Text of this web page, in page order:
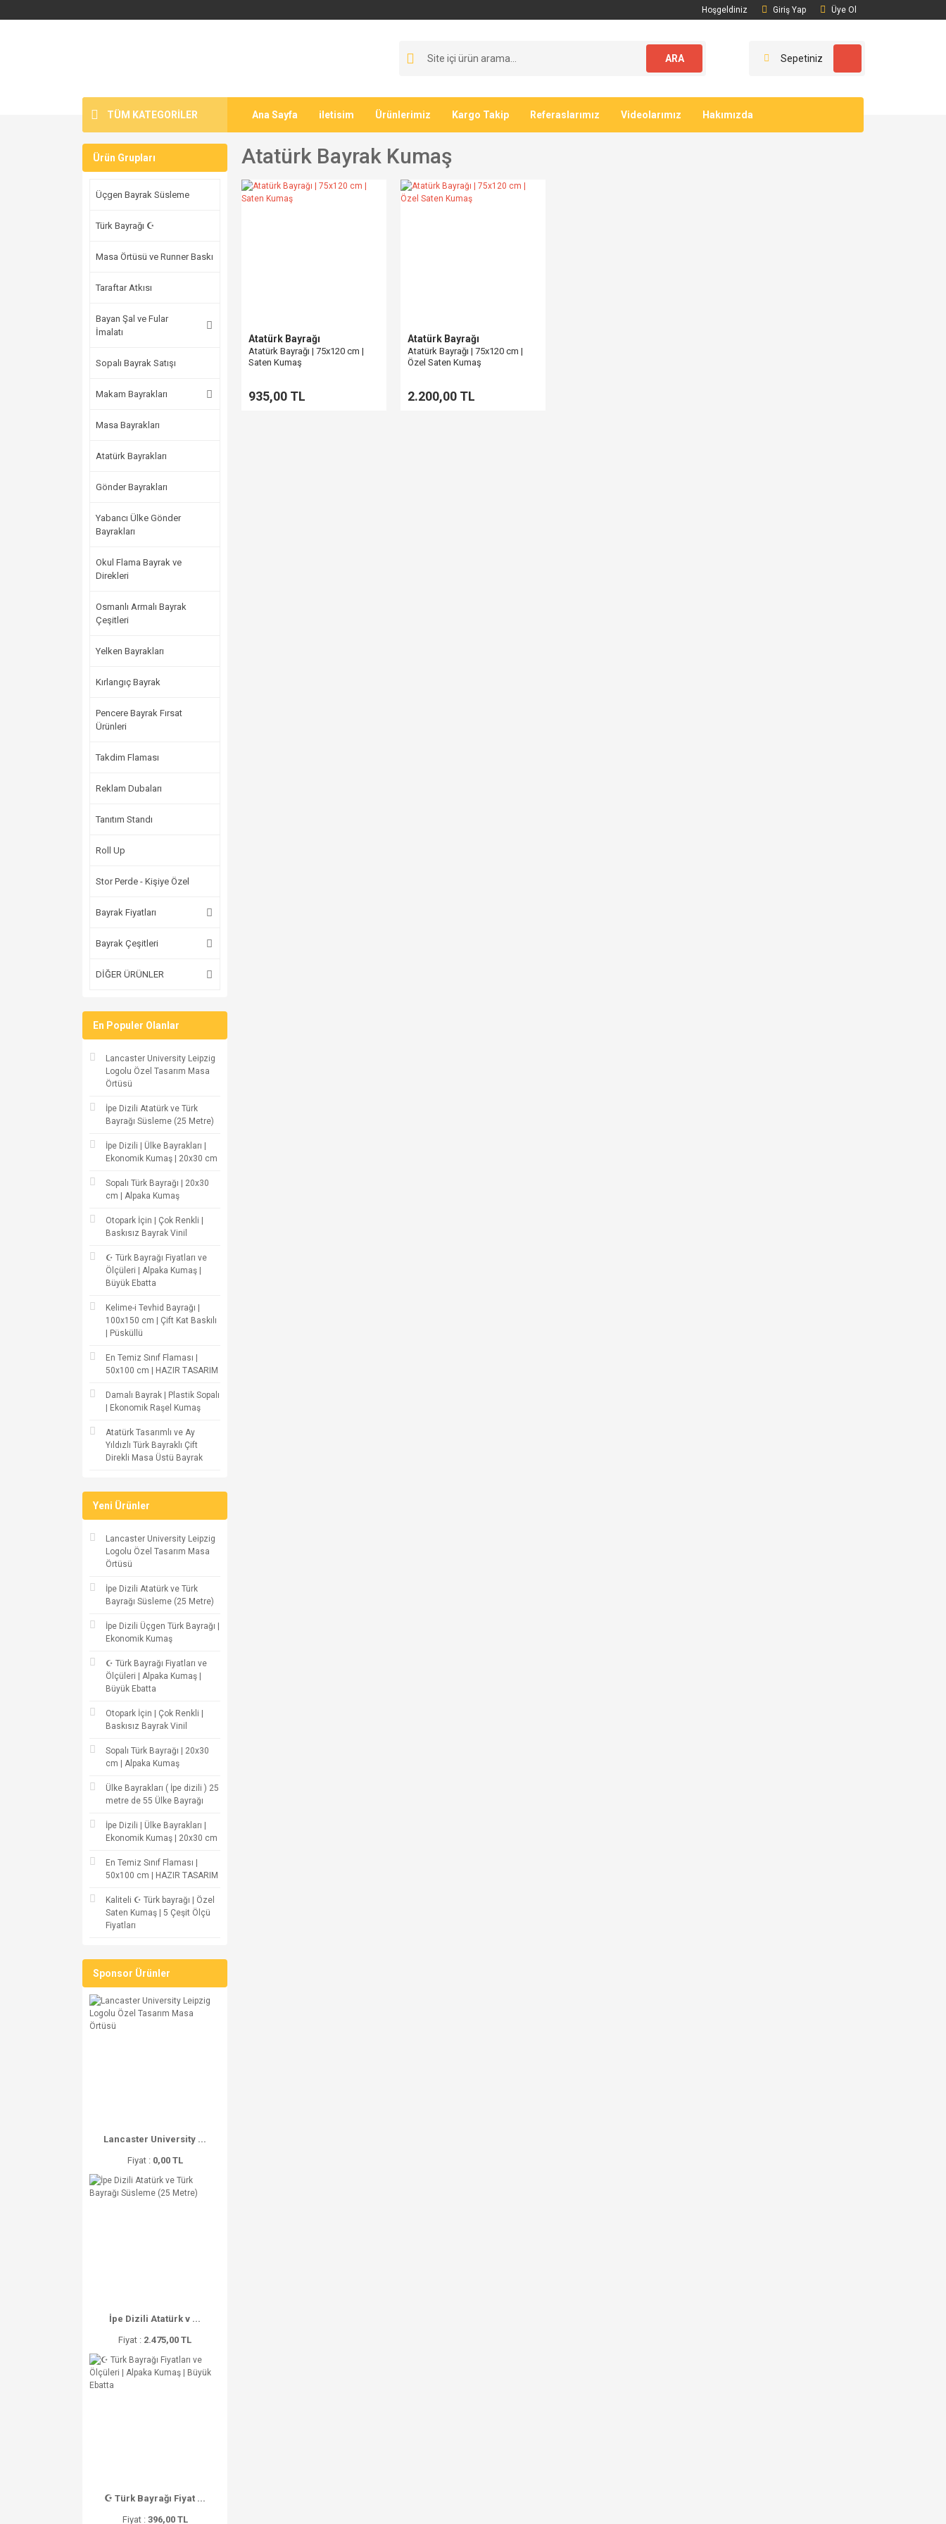
Hoşgeldiniz Giriş Yap Üye Ol
ARA Sepetiniz
TÜM KATEGORİLER Ana Sayfa iletisim Ürünlerimiz Kargo Takip Referaslarımız Videolarımız Hakımızda
Ürün Grupları
Üçgen Bayrak Süsleme
Türk Bayrağı ☪
Masa Örtüsü ve Runner Baskı
Taraftar Atkısı
Bayan Şal ve Fular
İmalatı
Sopalı Bayrak Satışı
Makam Bayrakları
Masa Bayrakları
Atatürk Bayrakları
Gönder Bayrakları
Yabancı Ülke Gönder
Bayrakları
Okul Flama Bayrak ve
Direkleri
Osmanlı Armalı Bayrak
Çeşitleri
Yelken Bayrakları
Kırlangıç Bayrak
Pencere Bayrak Fırsat
Ürünleri
Takdim Flaması
Reklam Dubaları
Tanıtım Standı
Roll Up
Stor Perde - Kişiye Özel
Bayrak Fiyatları
Bayrak Çeşitleri
DİĞER ÜRÜNLER
En Populer Olanlar
Lancaster University Leipzig
Logolu Özel Tasarım Masa
Örtüsü
İpe Dizili Atatürk ve Türk
Bayrağı Süsleme (25 Metre)
İpe Dizili | Ülke Bayrakları |
Ekonomik Kumaş | 20x30 cm
Sopalı Türk Bayrağı | 20x30
cm | Alpaka Kumaş
Otopark İçin | Çok Renkli |
Baskısız Bayrak Vinil
☪ Türk Bayrağı Fiyatları ve
Ölçüleri | Alpaka Kumaş |
Büyük Ebatta
Kelime-i Tevhid Bayrağı |
100x150 cm | Çift Kat Baskılı
| Püsküllü
En Temiz Sınıf Flaması |
50x100 cm | HAZIR TASARIM
Damalı Bayrak | Plastik Sopalı
| Ekonomik Raşel Kumaş
Atatürk Tasarımlı ve Ay
Yıldızlı Türk Bayraklı Çift
Direkli Masa Üstü Bayrak
Yeni Ürünler
Lancaster University Leipzig
Logolu Özel Tasarım Masa
Örtüsü
İpe Dizili Atatürk ve Türk
Bayrağı Süsleme (25 Metre)
İpe Dizili Üçgen Türk Bayrağı |
Ekonomik Kumaş
☪ Türk Bayrağı Fiyatları ve
Ölçüleri | Alpaka Kumaş |
Büyük Ebatta
Otopark İçin | Çok Renkli |
Baskısız Bayrak Vinil
Sopalı Türk Bayrağı | 20x30
cm | Alpaka Kumaş
Ülke Bayrakları ( İpe dizili ) 25
metre de 55 Ülke Bayrağı
İpe Dizili | Ülke Bayrakları |
Ekonomik Kumaş | 20x30 cm
En Temiz Sınıf Flaması |
50x100 cm | HAZIR TASARIM
Kaliteli ☪ Türk bayrağı | Özel
Saten Kumaş | 5 Çeşit Ölçü
Fiyatları
Sponsor Ürünler
Lancaster University ...
Fiyat : 0,00 TL
İpe Dizili Atatürk v ...
Fiyat : 2.475,00 TL
☪ Türk Bayrağı Fiyat ...
Fiyat : 396,00 TL
Atatürk Bayrak Kumaş
Atatürk Bayrağı
Atatürk Bayrağı | 75x120 cm |
Saten Kumaş
935,00 TL
Atatürk Bayrağı
Atatürk Bayrağı | 75x120 cm |
Özel Saten Kumaş
2.200,00 TL